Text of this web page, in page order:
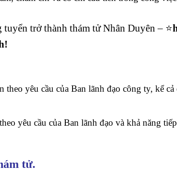
tuyển trở thành thám tử Nhân Duyên – ⭐
theo yêu cầu của Ban lãnh đạo công ty, kể
yêu cầu của Ban lãnh đạo và khả năng
tử.